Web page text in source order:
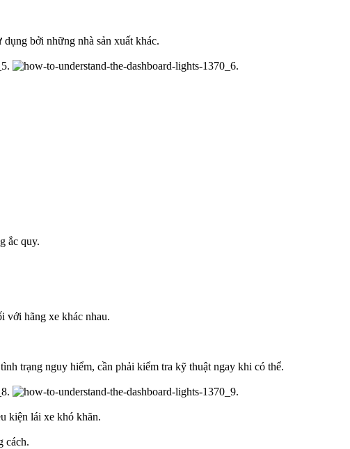
bởi những nhà sản xuất khác.
ắc quy.
với hãng xe khác nhau.
trạng nguy hiểm, cần phải kiểm tra kỹ thuật ngay khi có thể.
kiện lái xe khó khăn.
cách.